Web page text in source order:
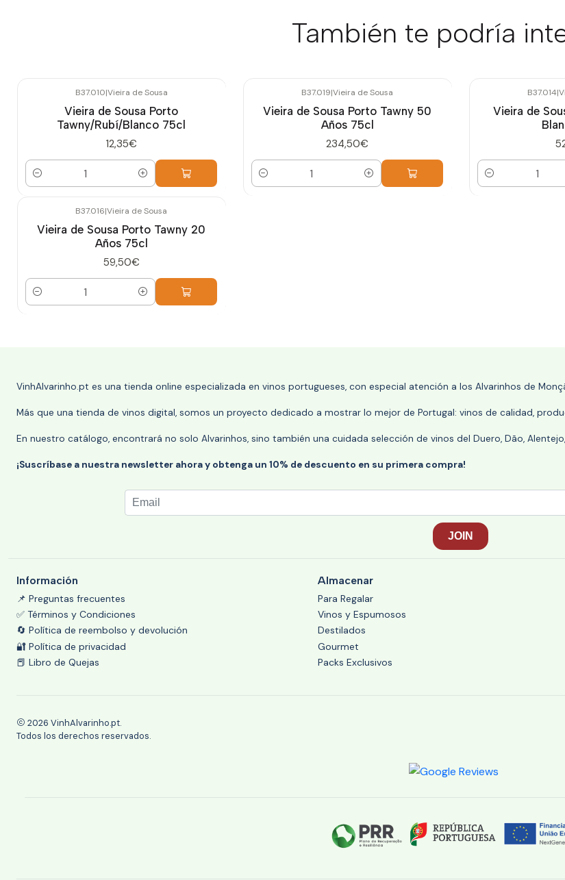
También te podría
B37.010|Vieira de Sousa
Vieira de Sousa Porto
Tawny/Rubí/Blanco 75cl
12,35€
Cantidad
B37.019|Vieira de Sousa
Vieira de Sousa Porto Tawny 50
Años 75cl
234,50€
Cantidad
B37.014|
Vieira de
Cantidad
B37.016|Vieira de Sousa
Vieira de Sousa Porto Tawny 20
Años 75cl
59,50€
Cantidad
VinhAlvarinho.pt es una tienda online especializada en vinos portugueses, con especial atención a los Alvarinhos de
Más que una tienda de vinos digital, somos un proyecto dedicado a mostrar lo mejor de Portugal: vinos de calidad,
En nuestro catálogo, encontrará no solo Alvarinhos, sino también una cuidada selección de vinos del Duero, Dão,
¡Suscríbase a nuestra newsletter ahora y obtenga un 10% de descuento en su primera compra!
Información
📌 Preguntas frecuentes
✅ Términos y Condiciones
🔄 Política de reembolso y devolución
🔐 Política de privacidad
📕 Libro de Quejas
Almacenar
Para Regalar
Vinos y Espumosos
Destilados
Gourmet
Packs Exclusivos
2026 VinhAlvarinho.pt.
Todos los derechos reservados.